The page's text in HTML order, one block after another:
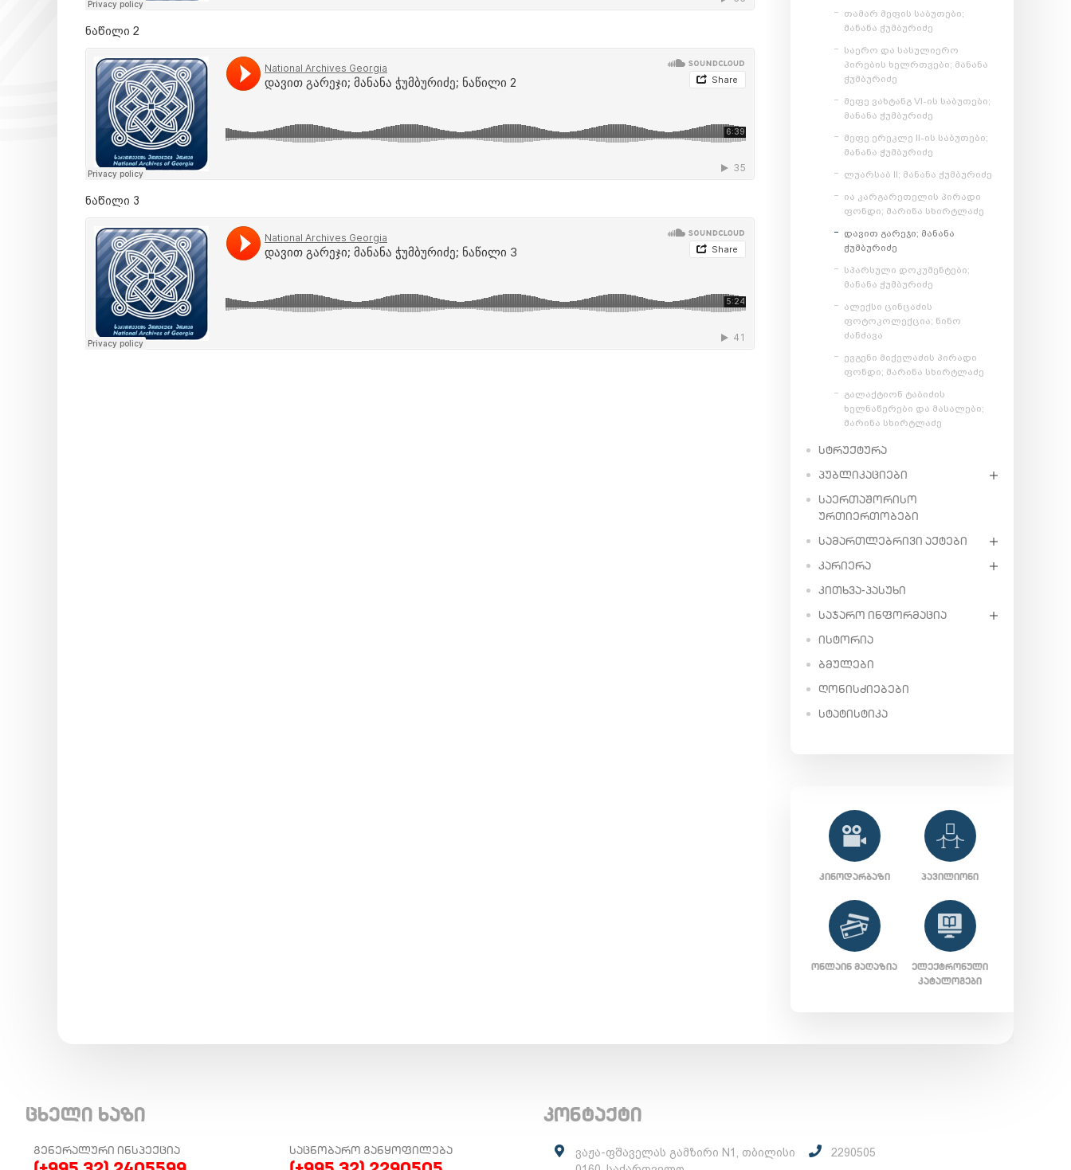
ნაწილი 2
ნაწილი 3
თამარ მეფის საბუთები;
მანანა ჭუმბურიძე
საერო და სასულიერო
პირების ხელრთვები; მანანა
ჭუმბურიძე
მეფე ვახტანგ VI-ის საბუთები;
მანანა ჭუმბურიძე
მეფე ერეკლე II-ის საბუთები;
მანანა ჭუმბურიძე
ლუარსაბ II; მანანა ჭუმბურიძე
ია კარგარეთელის პირადი
ფონდი; მარინა სხირტლაძე
დავით გარეჯი; მანანა
ჭუმბურიძე
სპარსული დოკუმენტები;
მანანა ჭუმბურიძე
ალექსი ცინცაძის
ფოტოკოლექცია; ნინო
ძანძავა
ევგენი მიქელაძის პირადი
ფონდი; მარინა სხირტლაძე
გალაქტიონ ტაბიძის
ხელნაწერები და მასალები;
მარინა სხირტლაძე
ᲡᲢᲠᲣᲥᲢᲣᲠᲐ
ᲞᲣᲑᲚᲘᲙᲐᲪᲘᲔᲑᲘ
ᲡᲐᲔᲠᲗᲐᲨᲝᲠᲘᲡᲝ
ᲣᲠᲗᲘᲔᲠᲗᲝᲑᲔᲑᲘ
ᲡᲐᲛᲐᲠᲗᲚᲔᲑᲠᲘᲕᲘ ᲐᲥᲢᲔᲑᲘ
ᲙᲐᲠᲘᲔᲠᲐ
ᲙᲘᲗᲮᲕᲐ-ᲞᲐᲡᲣᲮᲘ
ᲡᲐᲯᲐᲠᲝ ᲘᲜᲤᲝᲠᲛᲐᲪᲘᲐ
ᲘᲡᲢᲝᲠᲘᲐ
ᲑᲛᲣᲚᲔᲑᲘ
ᲦᲝᲜᲘᲡᲫᲘᲔᲑᲔᲑᲘ
ᲡᲢᲐᲢᲘᲡᲢᲘᲙᲐ
ᲙᲘᲜᲝᲓᲐᲠᲑᲐᲖᲘ ᲞᲐᲕᲘᲚᲘᲝᲜᲘ
ᲝᲜᲚᲐᲘᲜ ᲛᲐᲦᲐᲖᲘᲐ
ᲔᲚᲔᲥᲢᲠᲝᲜᲣᲚᲘ
ᲙᲐᲢᲐᲚᲝᲒᲔᲑᲘ
ცხელი ხაზი
ᲒᲔᲜᲔᲠᲐᲚᲣᲠᲘ ᲘᲜᲡᲞᲔᲥᲪᲘᲐ ᲡᲐᲪᲜᲝᲑᲐᲠᲝ ᲒᲐᲜᲧᲝᲤᲘᲚᲔᲑᲐ
კონტაქტი
ვაჟა-ფშაველას გამზირი N1, თბილისი
2290505